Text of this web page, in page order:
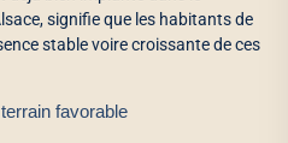
signifie que les habitants de
stable voire croissante de ces
favorable